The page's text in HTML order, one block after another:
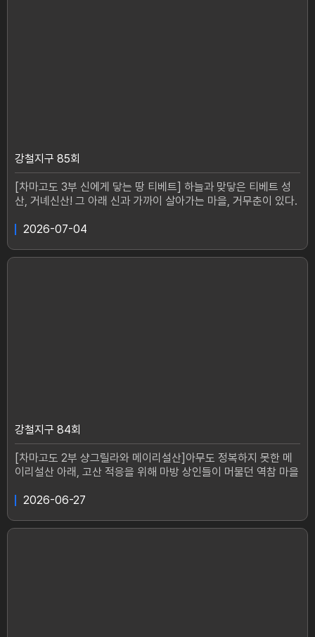
강철지구 85회
[차마고도 3부 신에게 닿는 땅 티베트] 하늘과 맞닿은 티베트 성
산, 거녜신산! 그 아래 신과 가까이 살아가는 마을, 거무춘이 있다.
와 동규가 향한다.차마고도에서 신과 함께 살아가는 사람들의 이
마고도강철 여행자들의 생존 여행기매주 토요일 19시 10분 방송
2026-07-04
강철지구 84회
[차마고도 2부 샹그릴라와 메이리설산]아무도 정복하지 못한 메
이리설산 아래, 고산 적응을 위해 마방 상인들이 머물던 역참 마을
한 현장!천년 발길이 머문 곳, 홍포촌으로 강철탐험대 민호와 동규
2026-06-27